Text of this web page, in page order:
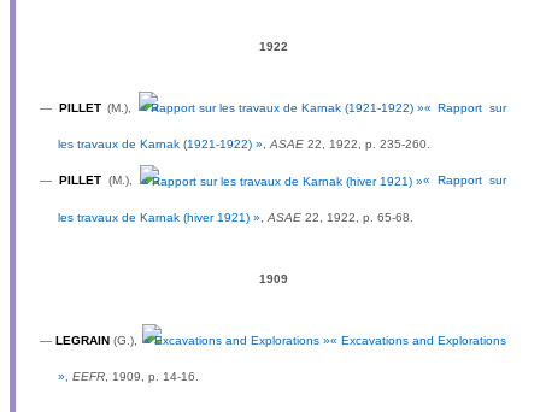
1922
— PILLET(M.), « Rapport sur
les travaux de Karnak (1921-1922) » ASAE 22, 1922, p. 235-260.
— PILLET (M.), « Rapport sur
les travaux de Karnak (hiver 1921) » ASAE 22, 1922, p. 65-68.
1909
—LEGRAIN (G.), « Excavations and Explorations
» EEFR , 1909, p. 14-16.